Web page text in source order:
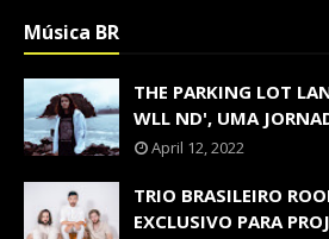
Música BR
THE PARKING LOT
WLL ND', UMA
April 12, 2022
TRIO BRASILEIRO
EXCLUSIVO PARA